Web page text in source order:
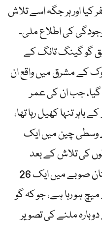
کیا اور ہر جگہ اسے تلاش
کی اطلاع ملی۔
گو گینگ تانگ کے
شینڈوک کے مشرق میں واقع ان
جب ان کی عمر
گھر کے باہر تنہا کھیل رہا تھا،
وسطی چین میں ایک
کی تلاش کے بعد
پولیس نے گو کو بتایا کہ وسطی ہنان صوبے میں ایک 26
ہو رہا ہے، جو کہ گو
دوبارہ ملنے کی تصویر